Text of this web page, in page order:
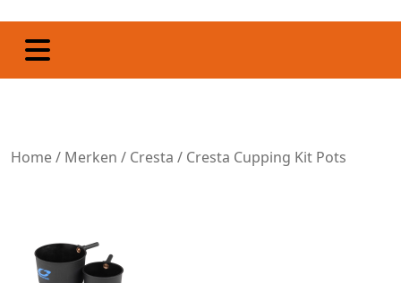
Home/ Merken / Cresta / Cresta Cupping Kit Pots